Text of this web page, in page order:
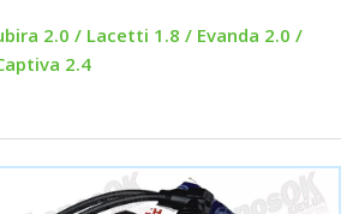
2.0 / Lacetti 1.8 / Evanda 2.0 /
2.4